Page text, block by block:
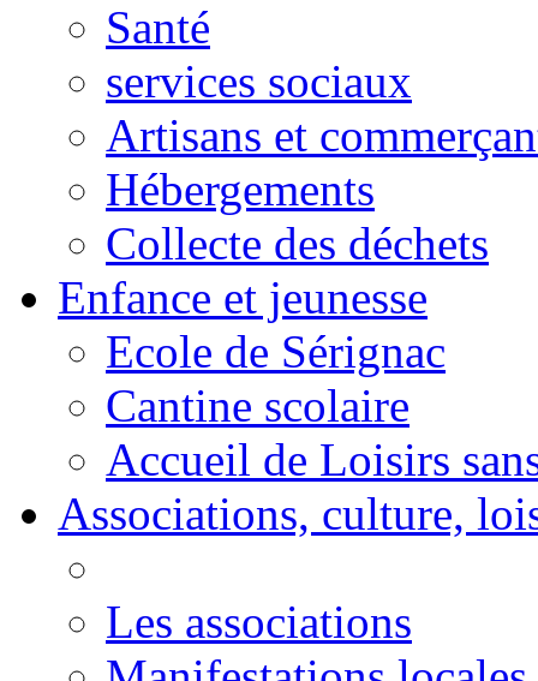
Santé
services sociaux
Artisans et
Hébergements
Collecte des déchets
Enfance et jeunesse
Ecole de Sérignac
Cantine scolaire
Accueil de Loisirs
Associations, culture,
Les associations